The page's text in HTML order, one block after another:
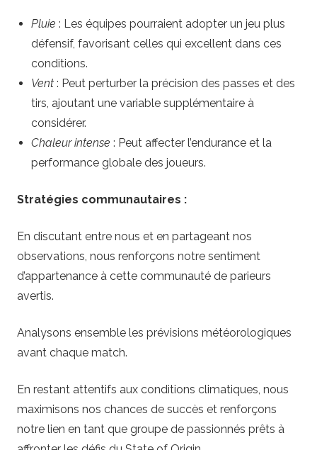
Pluie : Les équipes pourraient adopter un jeu plus
défensif, favorisant celles qui excellent dans ces
conditions.
Vent : Peut perturber la précision des passes et des
tirs, ajoutant une variable supplémentaire à
considérer.
Chaleur intense : Peut affecter l’endurance et la
performance globale des joueurs.
Stratégies communautaires :
En discutant entre nous et en partageant nos
observations, nous renforçons notre sentiment
d’appartenance à cette communauté de parieurs
avertis.
Analysons ensemble les prévisions météorologiques
avant chaque match.
En restant attentifs aux conditions climatiques, nous
maximisons nos chances de succès et renforçons
notre lien en tant que groupe de passionnés prêts à